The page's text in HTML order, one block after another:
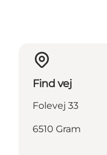
Find vej
Folevej 33
6510 Gram